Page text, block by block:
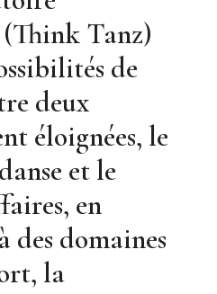
Tanz)
de
deux
éloignées, le
et le
en
des domaines
la